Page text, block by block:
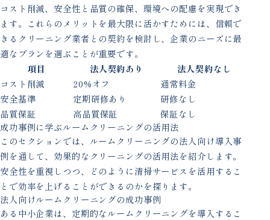
コスト削減、安全性と品質の確保、環境への配慮を実現でき
ます。これらのメリットを最大限に活かすためには、信頼で
きるクリーニング業者との契約を検討し、企業のニーズに最
適なプランを選ぶことが重要です。
項目
法人契約あり
法人契約なし
コスト削減
20%オフ
通常料金
安全基準
定期研修あり
研修なし
品質保証
高品質保証
保証なし
成功事例に学ぶルームクリーニングの活用法
このセクションでは、ルームクリーニングの法人向け導入事
例を通して、効果的なクリーニングの活用法を紹介します。
安全性を重視しつつ、どのように清掃サービスを活用するこ
とで効率を上げることができるのかを探ります。
法人向けルームクリーニングの成功事例
ある中小企業は、定期的なルームクリーニングを導入するこ